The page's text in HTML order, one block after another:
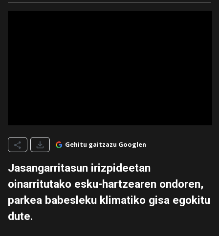
Gehitu gaitzazu Googlen
Jasangarritasun irizpideetan
oinarritutako esku-hartzearen ondoren,
parkea babesleku klimatiko gisa egokitu
dute.